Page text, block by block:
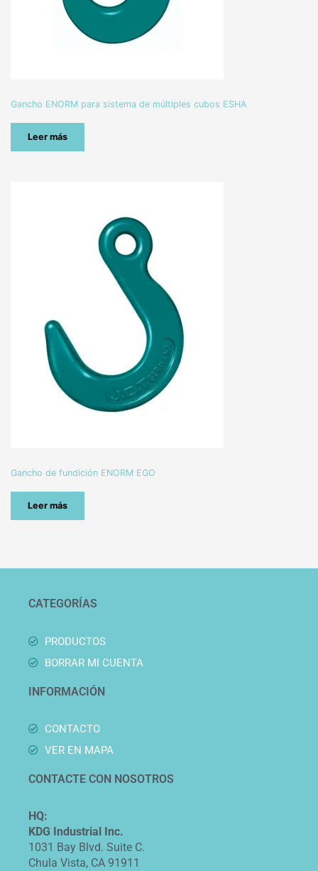
Gancho ENORM para sistema de múltiples cubos ESHA
Leer más
Gancho de fundición ENORM EGO
Leer más
CATEGORÍAS
PRODUCTOS
BORRAR MI CUENTA
INFORMACIÓN
CONTACTO
VER EN MAPA
CONTACTE CON NOSOTROS
HQ:
KDG Industrial Inc.
1031 Bay Blvd. Suite C.
Chula Vista, CA 91911